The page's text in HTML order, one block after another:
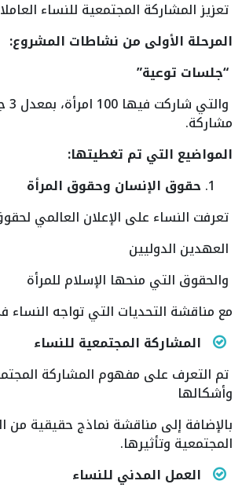
تعزيز المشاركة المجتمعية للنساء
المرحلة الأولى من نشاطات المشروع:
“جلسات توعية”
مشاركة.
المواضيع التي تم تغطيتها:
حقوق الإنسان وحقوق المرأة
تعرفت النساء على الإعلان العالمي
العهدين الدوليين
والحقوق التي منحها الإسلام للمرأة
مع مناقشة التحديات التي تواجه
المشاركة المجتمعية للنساء
تم التعرف على مفهوم المشاركة
وأشكالها
بالإضافة إلى مناقشة نماذج حقيقية من
المجتمعية وتأثيرها.
العمل المدني للنساء